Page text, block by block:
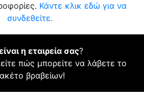
Κάντε κλικ εδώ για να
συνδεθείτε.
η εταιρεία σας?
πώς μπορείτε να λάβετε το
βραβείων!